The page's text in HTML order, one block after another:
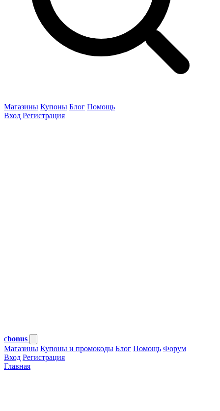
Магазины Купоны Блог Помощь
Вход Регистрация
cbonus
Магазины Купоны и промокоды Блог Помощь Форум
Вход Регистрация
Главная